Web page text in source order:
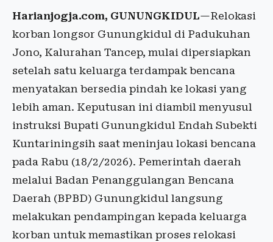
Harianjogja.com, GUNUNGKIDUL—Relokasi
korban longsor Gunungkidul di Padukuhan
Jono, Kalurahan Tancep, mulai dipersiapkan
setelah satu keluarga terdampak bencana
menyatakan bersedia pindah ke lokasi yang
lebih aman. Keputusan ini diambil menyusul
instruksi Bupati Gunungkidul Endah Subekti
Kuntariningsih saat meninjau lokasi bencana
pada Rabu (18/2/2026). Pemerintah daerah
melalui Badan Penanggulangan Bencana
Daerah (BPBD) Gunungkidul langsung
melakukan pendampingan kepada keluarga
korban untuk memastikan proses relokasi